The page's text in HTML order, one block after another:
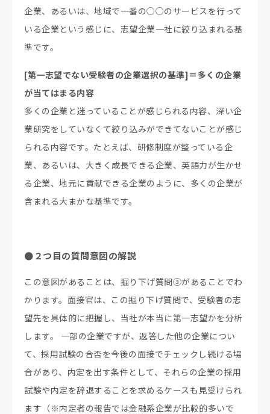
企業、あるいは、地域で一番の○○のサービスを行って
いる企業という感じに、志望企業一社に絞り込まれる基
準です。
[第一志望でない受験者の企業選択の基準]＝多くの企業
が当てはまる内容
多くの企業と迷っていることが感じられる内容、深い企
業研究をしていなくて絞り込みができてないことが感じ
られる内容です。たとえば、研修制度が整っている企
業、あるいは、大きく成長できる企業、英語力が生かせ
る企業、地元に貢献できる企業のように、多くの企業が
含まれる大まかな基準です。
●２つ目の質問意図の解説
この意図があることは、掘り下げ質問③があることでわ
かります。面接官は、この掘り下げ質問で、受験者の志
望先を具体的に把握し、当社が本当に第一志望かを分析
します。 一部の企業ですが、返答した他の企業につい
て、採用試験の合否を今後の面接でチェックし続ける場
合があり、内定を出す条件として、それらの企業の採用
試験や内定を辞退することを求めるケースも見受けられ
ます（※内定者の報告では金融系企業が比較的多いで